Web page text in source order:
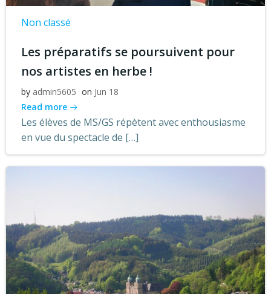
Non classé
Les préparatifs se poursuivent pour
nos artistes en herbe !
by admin5605 on Jun 18
Read more
Les élèves de MS/GS répètent avec enthousiasme
en vue du spectacle de […]